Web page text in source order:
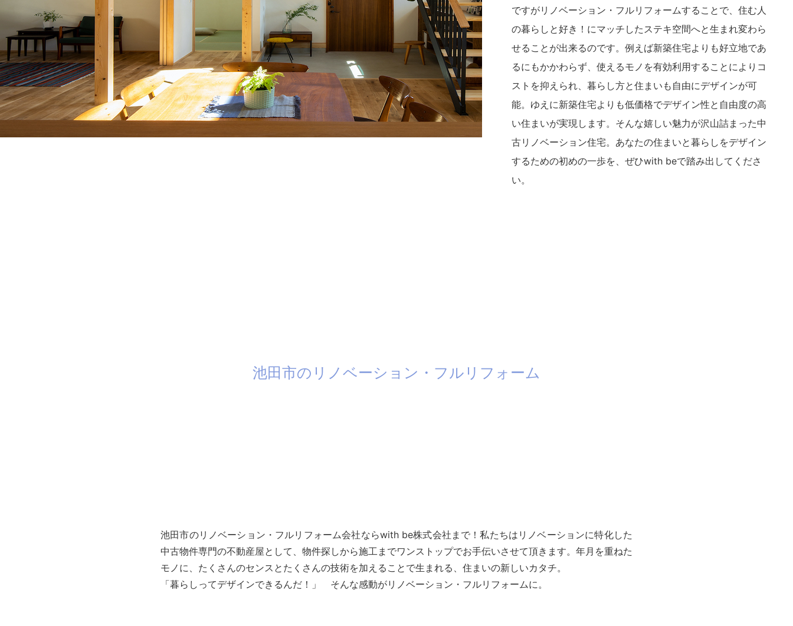
ですがリノベーション・フルリフォームすることで、住む人
の暮らしと好き！にマッチしたステキ空間へと生まれ変わら
せることが出来るのです。例えば新築住宅よりも好立地であ
るにもかかわらず、使えるモノを有効利用することによりコ
ストを抑えられ、暮らし方と住まいも自由にデザインが可
能。ゆえに新築住宅よりも低価格でデザイン性と自由度の高
い住まいが実現します。そんな嬉しい魅力が沢山詰まった中
古リノベーション住宅。あなたの住まいと暮らしをデザイン
するための初めの一歩を、ぜひwith beで踏み出してくださ
い。
池田市のリノベーション・フルリフォーム
池田市のリノベーション・フルリフォーム会社ならwith be株式会社まで！私たちはリノベーションに特化した
中古物件専門の不動産屋として、物件探しから施工までワンストップでお手伝いさせて頂きます。年月を重ねた
モノに、たくさんのセンスとたくさんの技術を加えることで生まれる、住まいの新しいカタチ。
「暮らしってデザインできるんだ！」 そんな感動がリノベーション・フルリフォームに。